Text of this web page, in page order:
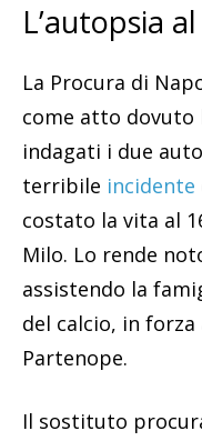
L’autopsia
La Procura di
come atto
indagati i due
terribile incidente
costato la vita al
Milo. Lo rende
assistendo la
del calcio, in
Partenope.
Il sostituto